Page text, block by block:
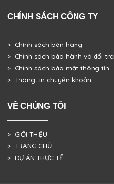
CHÍNH SÁCH CÔNG TY
> Chính sách bán hàng
> Chính sách bảo hành và đổi trả
> Chính sách bảo mật thông tin
> Thông tin chuyển khoản
VỀ CHÚNG TÔI
> GIỚI THIỆU
> TRANG CHỦ
> DỰ ÁN THỰC TẾ